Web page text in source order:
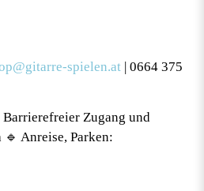
spielen.at | 0664 375
Zugang und
Anreise, Parken: